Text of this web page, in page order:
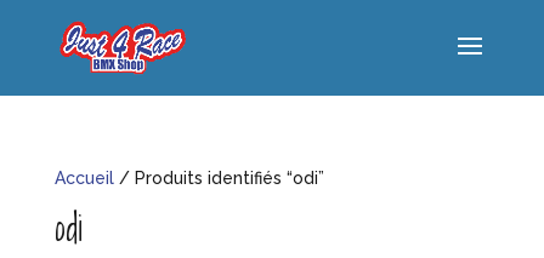
Accueil/ Produits identifiés “odi”
odi